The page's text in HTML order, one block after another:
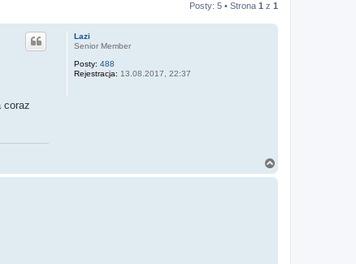
Posty: 5 • Strona 1 z 1
Lazi
Senior Member
Posty: 488
Rejestracja: 13.08.2017, 22:37
coraz